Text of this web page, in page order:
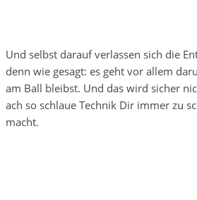
Und selbst darauf verlassen sich die
denn wie gesagt: es geht vor allem
am Ball bleibst. Und das wird sicher
ach so schlaue Technik Dir immer zu
macht.